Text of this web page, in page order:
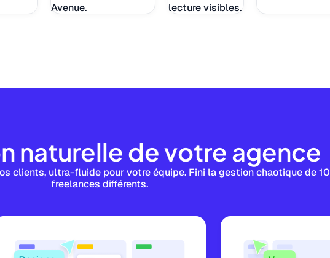
naturelle de votre agence
clients, ultra-fluide pour votre équipe. Fini la gestion chaotique de 10
freelances différents.